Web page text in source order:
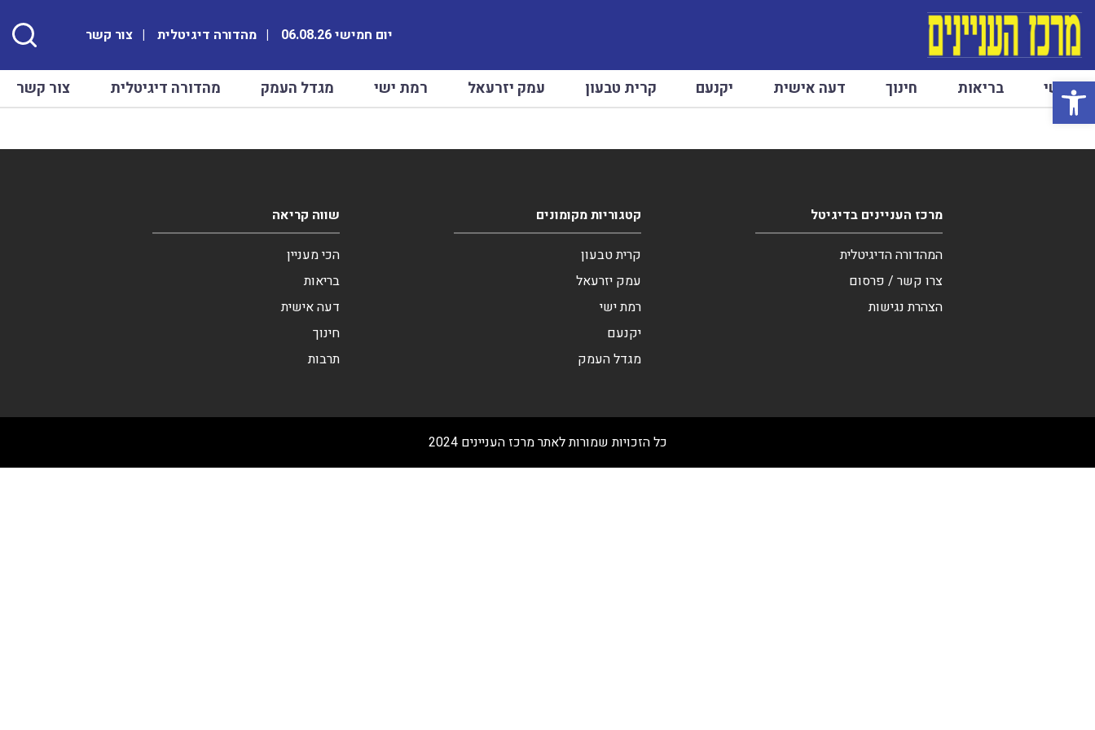
פתח סרגל נגישות
יום חמישי 06.08.26 מהדורה דיגיטלית צור קשר
ראשי בריאות חינוך דעה אישית יקנעם קרית טבעון עמק יזרעאל רמת ישי מגדל העמק מהדורה דיגיטלית צור קשר
מרכז העניינים בדיגיטל
המהדורה הדיגיטלית
צרו קשר / פרסום
הצהרת נגישות
קטגוריות מקומונים
קרית טבעון
עמק יזרעאל
רמת ישי
יקנעם
מגדל העמק
שווה קריאה
הכי מעניין
בריאות
דעה אישית
חינוך
תרבות
כל הזכויות שמורות לאתר מרכז העניינים 2024